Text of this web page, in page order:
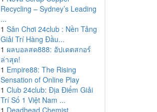
Recycling – Sydney’s Leading
...
1 Sân Chơi 24club : Nền Tảng
Giải Trí Hàng Đầu...
1 ผลบอลสด888: อัปเดตสกอร์
ล่าสุด!
1 Empire88: The Rising
Sensation of Online Play
1 Club 24club: Địa Điểm Giải
Trí Số 1 Việt Nam ...
1 Deadhead Chemist